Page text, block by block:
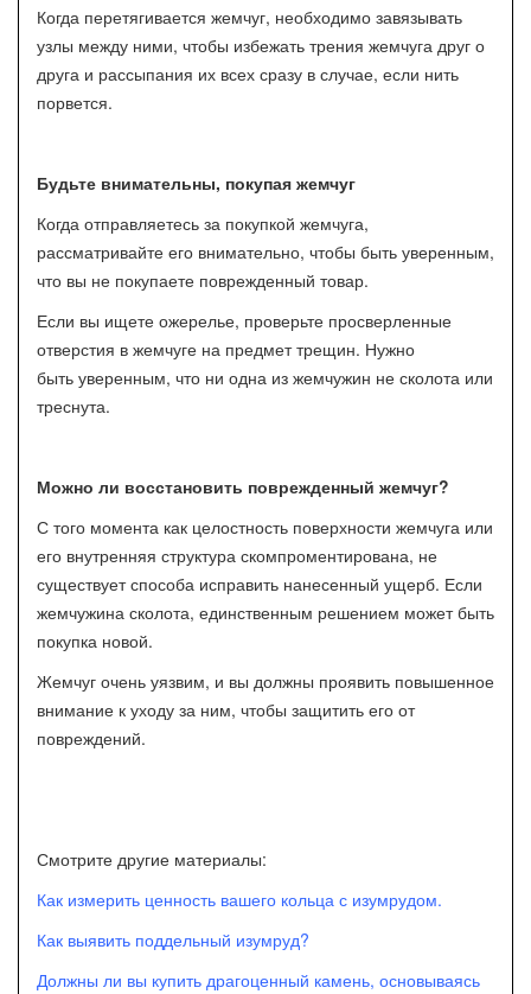
Когда перетягивается жемчуг, необходимо завязывать
узлы между ними, чтобы избежать трения жемчуга друг о
друга и рассыпания их всех сразу в случае, если нить
порвется.
Будьте внимательны, покупая жемчуг
Когда отправляетесь за покупкой жемчуга,
рассматривайте его внимательно, чтобы быть уверенным,
что вы не покупаете поврежденный товар.
Если вы ищете ожерелье, проверьте просверленные
отверстия в жемчуге на предмет трещин. Нужно
быть уверенным, что ни одна из жемчужин не сколота или
треснута.
Можно ли восстановить поврежденный жемчуг?
С того момента как целостность поверхности жемчуга или
его внутренняя структура скомпроментирована, не
существует способа исправить нанесенный ущерб. Если
жемчужина сколота, единственным решением может быть
покупка новой.
Жемчуг очень уязвим, и вы должны проявить повышенное
внимание к уходу за ним, чтобы защитить его от
повреждений.
Смотрите другие материалы:
Как измерить ценность вашего кольца с изумрудом.
Как выявить поддельный изумруд?
Должны ли вы купить драгоценный камень, основываясь